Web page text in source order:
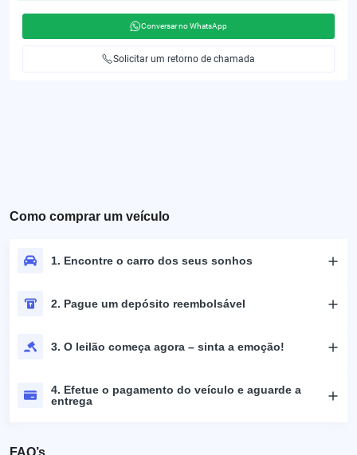
Conversar no WhatsApp
Solicitar um retorno de chamada
Como comprar um veículo
1. Encontre o carro dos seus sonhos
2. Pague um depósito reembolsável
3. O leilão começa agora – sinta a emoção!
4. Efetue o pagamento do veículo e aguarde a
entrega